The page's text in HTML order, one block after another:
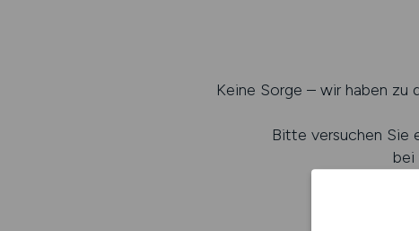
Keine Sorge – wir haben zu
Bitte versuchen Sie
bei